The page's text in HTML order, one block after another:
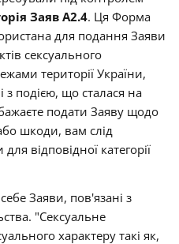
Заяв A2.4. Ця Форма
для подання Заяви
сексуального
території України,
з подією, що сталася на
подати Заяву щодо
шкоди, вам слід
відповідної категорії
Заяви, пов'язані з
"Сексуальне
характеру такі як,